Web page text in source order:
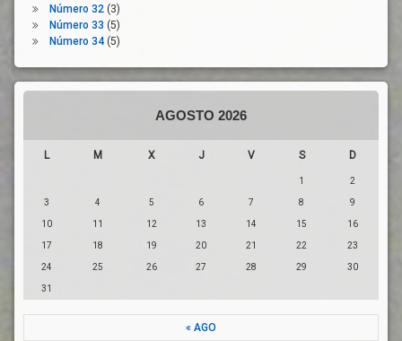
Número 32(3)
Número 33 (5)
Número 34(5)
AGOSTO 2026
L M X J V S D
1 2
3 4 5 6 7 8 9
10 11 12 13 14 15 16
17 18 19 20 21 22 23
24 25 26 27 28 29 30
31
« AGO